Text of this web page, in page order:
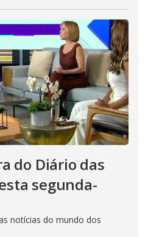
do Diário das
segunda-
notícias do mundo dos